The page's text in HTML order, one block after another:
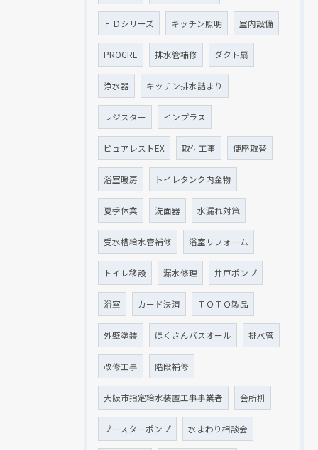
ＦＤシリーズ キッチン照明 室内設備
PROGRE 排水管補修 ダクト扇
浄水器 キッチン排水詰まり
レジスター インプラス
ピュアレストEX 取付工事 便座取替
浴室暖房 トイレタンク内金物
夏季休業 洗面器 水漏れ対策
受水槽給水管補修 浴室リフォーム
トイレ移設 漏水修理 井戸ポンプ
浴室 カード決済 ＴＯＴＯ製品
外壁塗装 ほくさんバスオール 排水管
改修工事 階段補修
大阪市指定給水装置工事事業者 会所枡
ブースターポンプ 水まわり相談会